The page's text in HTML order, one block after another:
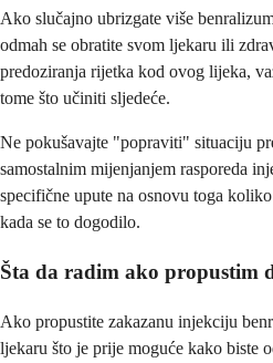
Ako slučajno ubrizgate više
odmah se obratite svom ljekaru ili
predoziranja rijetka kod ovog lijeka,
tome što učiniti sljedeće.
Ne pokušavajte "popraviti" situaciju
samostalnim mijenjanjem rasporeda
specifične upute na osnovu toga
kada se to dogodilo.
Šta da radim ako propustim
Ako propustite zakazanu injekciju
ljekaru što je prije moguće kako biste